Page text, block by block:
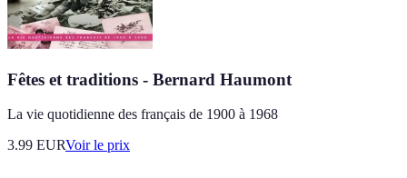
Fêtes et traditions - Bernard Haumont
La vie quotidienne des français de 1900 à 1968
3.99 EURVoir le prix